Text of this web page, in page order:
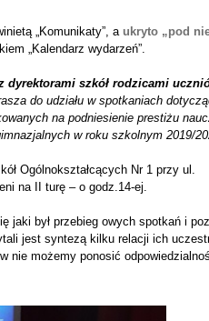
„Komunikaty”, aukryto „pod
„Kalendarz wydarzeń”.
dyrektorami szkół rodzicami
do udziału w spotkaniach
na podniesienie prestiżu
w roku szkolnym 2019/
Ogólnokształcących Nr 1 przy ul.
na II turę – o godz.14-ej.
jaki był przebieg owych spotkań i
jest syntezą kilku relacji ich
nie możemy ponosić